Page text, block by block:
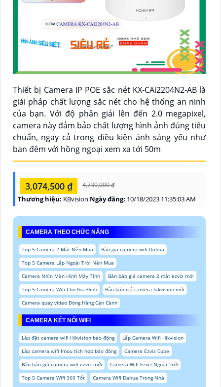
Thiết bị Camera IP POE sắc nét KX-CAi2204N2-AB là
giải pháp chất lượng sắc nét cho hệ thống an ninh
của bạn. Với độ phân giải lên đến 2.0 megapixel,
camera này đảm bảo chất lượng hình ảnh đúng tiêu
chuẩn, ngay cả trong điều kiện ánh sáng yếu như
ban đêm với hồng ngoại xem xa tới 50m
3,074,500 ₫ 4,730,000 ₫
Thương hiệu: KBvision Ngày đăng: 10/18/2023 11:35:03 AM
CAMERA THEO CHỨC NĂNG
Top 5 Camera 2 Mắt Nên Mua
Báo gia camera wifi Dahua
Top 5 Camera Lắp Ngoài Trời Nên Mua
Camera Nhìn Màn Hình Máy Tính
Bản báo giá camera 2 mắt ezviz mới
Top 5 Camera Wifi Cho Gia Đình
Bản báo giá camera hikvision mới
Camera quay video Đóng Hàng Cận Cảnh
CAMERA KẾT NỐI WIFI
Lắp đặt camera wifi Hikvision báo động
Lắp Camera Wifi Hikvision
Lắp camera wifi Imou tích hợp báo động
Camera Ezviz Cube
Bản báo giá camera wifi ezviz mới
Camera Wifi Ezviz Ngoài Trời
Top 5 Camera Wifi 360 Tốt
Camera Wifi Dahua Trong Nhà